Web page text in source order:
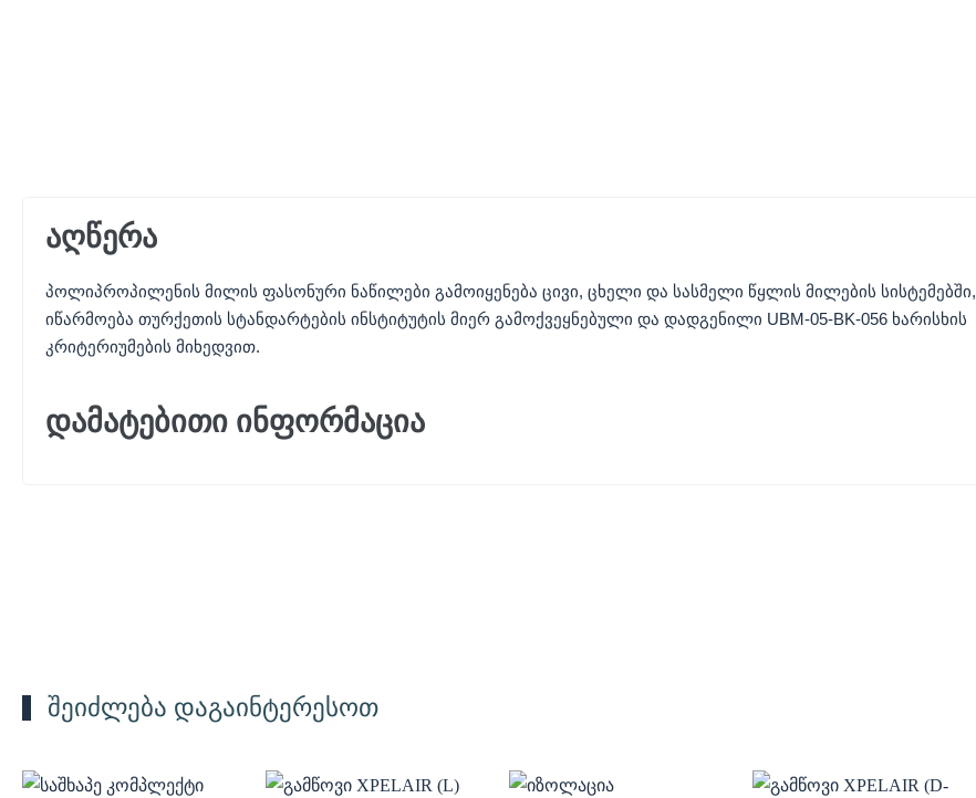
აღწერა
პოლიპროპილენის მილის ფასონური ნაწილები გამოიყენება ცივი, ცხელი და სასმელი წყლის მილების სისტემებში,
იწარმოება თურქეთის სტანდარტების ინსტიტუტის მიერ გამოქვეყნებული და დადგენილი UBM-05-BK-056 ხარისხის
კრიტერიუმების მიხედვით.
დამატებითი ინფორმაცია
შეიძლება დაგაინტერესოთ